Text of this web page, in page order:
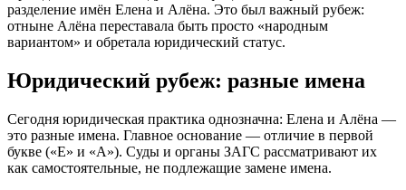
разделение имён Елена и Алёна. Это был важный рубеж:
отныне Алёна переставала быть просто «народным
вариантом» и обретала юридический статус.
Юридический рубеж: разные имена
Сегодня юридическая практика однозначна: Елена и Алёна —
это разные имена. Главное основание — отличие в первой
букве («Е» и «А»). Суды и органы ЗАГС рассматривают их
как самостоятельные, не подлежащие замене имена.